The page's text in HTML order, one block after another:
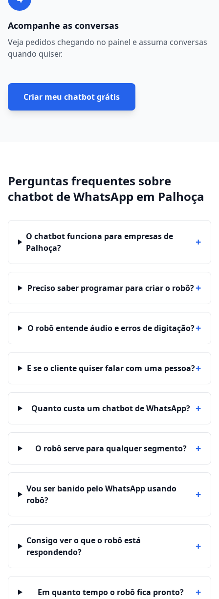
Acompanhe as conversas
Veja pedidos chegando no painel e assuma conversas
quando quiser.
Criar meu chatbot grátis
Perguntas frequentes sobre
chatbot de WhatsApp em Palhoça
O chatbot funciona para empresas de
Palhoça?
+
Preciso saber programar para criar o robô?+
O robô entende áudio e erros de digitação?+
E se o cliente quiser falar com uma pessoa?+
Quanto custa um chatbot de WhatsApp? +
O robô serve para qualquer segmento? +
Vou ser banido pelo WhatsApp usando
robô?
+
Consigo ver o que o robô está
respondendo?
+
Em quanto tempo o robô fica pronto? +